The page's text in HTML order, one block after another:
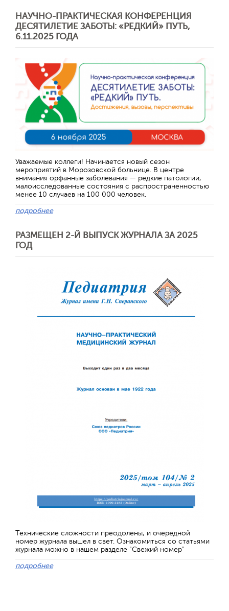
НАУЧНО-ПРАКТИЧЕСКАЯ КОНФЕРЕНЦИЯ
ДЕСЯТИЛЕТИЕ ЗАБОТЫ: «РЕДКИЙ» ПУТЬ,
6.11.2025 ГОДА
Уважаемые коллеги! Начинается новый сезон
мероприятий в Морозовской больнице. В центре
внимания орфанные заболевания — редкие патологии,
малоисследованные состояния с распространенностью
менее 10 случаев на 100 000 человек.
подробнее
РАЗМЕЩЕН 2-Й ВЫПУСК ЖУРНАЛА ЗА 2025
ГОД
Технические сложности преодолены, и очередной
номер журнала вышел в свет. Ознакомиться со статьями
журнала можно в нашем разделе "Свежий номер"
подробнее